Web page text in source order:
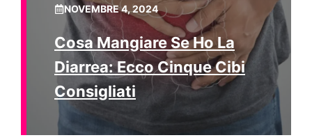
NOVEMBRE 4, 2024
Cosa Mangiare Se Ho La
Diarrea: Ecco Cinque Cibi
Consigliati